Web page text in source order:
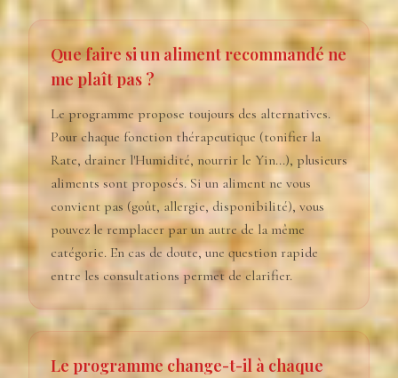
Que faire si un aliment recommandé ne
me plaît pas ?
Le programme propose toujours des alternatives.
Pour chaque fonction thérapeutique (tonifier la
Rate, drainer l'Humidité, nourrir le Yin...), plusieurs
aliments sont proposés. Si un aliment ne vous
convient pas (goût, allergie, disponibilité), vous
pouvez le remplacer par un autre de la même
catégorie. En cas de doute, une question rapide
entre les consultations permet de clarifier.
Le programme change-t-il à chaque